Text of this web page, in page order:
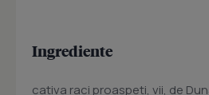
Ingrediente
cativa raci proaspeti, vii, de